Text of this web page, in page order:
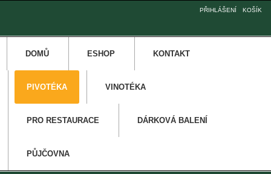
PŘIHLÁŠENÍ KOŠÍK
DOMŮ ESHOP KONTAKT
PIVOTÉKA VINOTÉKA
PRO RESTAURACE DÁRKOVÁ BALENÍ
PŮJČOVNA